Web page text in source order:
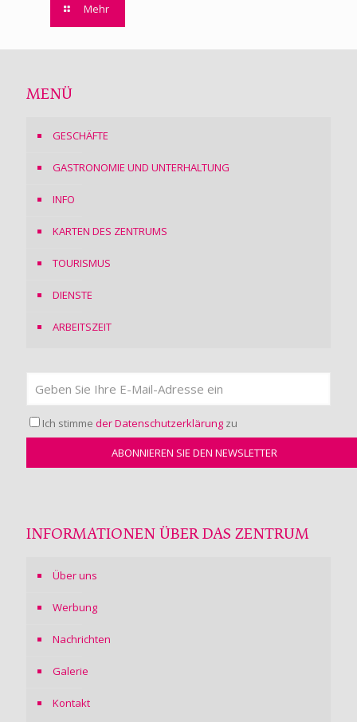
Mehr
MENÜ
GESCHÄFTE
GASTRONOMIE UND UNTERHALTUNG
INFO
KARTEN DES ZENTRUMS
TOURISMUS
DIENSTE
ARBEITSZEIT
Ich stimme der Datenschutzerklärung zu
INFORMATIONEN ÜBER DAS ZENTRUM
Über uns
Werbung
Nachrichten
Galerie
Kontakt